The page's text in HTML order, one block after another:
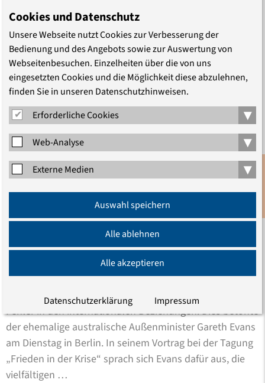
in Diensten Australiens und der UNO oder als Chef der
International Crisis Group gestanden hat. Es gilt die
vielfältigen Realitäten in …
Vortrag des ehemaligen
australischen Außenministers
„Vielfältige Realitäten anerkennen“
Der Drang zu „einfachen Lösungen“ ist einer der größten
Fehler in den internationalen Beziehungen. Dies betonte
der ehemalige australische Außenminister Gareth Evans
am Dienstag in Berlin. In seinem Vortrag bei der Tagung
„Frieden in der Krise“ sprach sich Evans dafür aus, die
vielfältigen …
Anmeldung
Cookies und Datenschutz
Unsere Webseite nutzt Cookies zur Verbesserung der
Bedienung und des Angebots sowie zur Auswertung von
Webseitenbesuchen. Einzelheiten über die von uns
eingesetzten Cookies und die Möglichkeit diese abzulehnen,
finden Sie in unseren Datenschutzhinweisen.
Erforderliche Cookies
▾
Web-Analyse ▾
Externe Medien ▾
Auswahl speichern
Alle ablehnen
Alle akzeptieren
Datenschutzerklärung Impressum